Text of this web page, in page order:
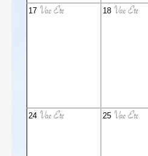
17 Vac Eté 18 Vac Eté
24 Vac Eté 25 Vac Eté